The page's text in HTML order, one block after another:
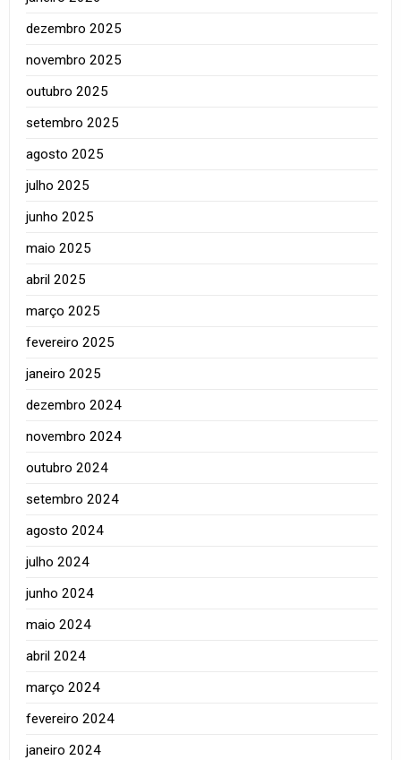
dezembro 2025
novembro 2025
outubro 2025
setembro 2025
agosto 2025
julho 2025
junho 2025
maio 2025
abril 2025
março 2025
fevereiro 2025
janeiro 2025
dezembro 2024
novembro 2024
outubro 2024
setembro 2024
agosto 2024
julho 2024
junho 2024
maio 2024
abril 2024
março 2024
fevereiro 2024
janeiro 2024